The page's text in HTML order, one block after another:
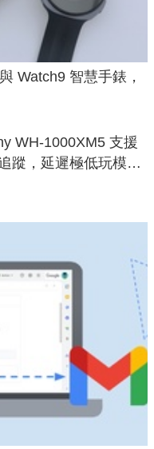
Watch9 智慧手錶，
WH-1000XM5 支援
蹤，延遲極低玩模擬